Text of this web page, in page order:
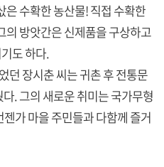
은 수확한 농산물! 직접 수확한
의 방앗간은 신제품을 구상하고
도 하다.
던 장시춘 씨는 귀촌 후 전통문
. 그의 새로운 취미는 국가무형
가 마을 주민들과 다함께 즐거